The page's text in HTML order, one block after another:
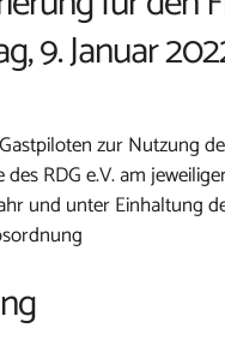
9. Januar
zur Nutzung
des RDG e.V. am
und unter Einhaltung